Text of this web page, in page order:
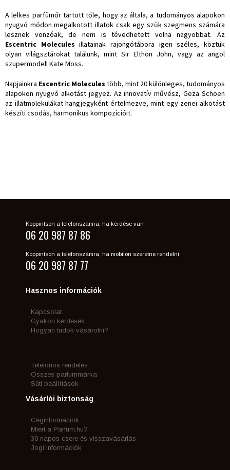
A lelkes parfümőr tartott tőle, hogy az általa, a tudományos alapokon
nyugvó módon megalkotott illatok csak egy szűk szegmens számára
lesznek vonzóak, de nem is tévedhetett volna nagyobbat. Az
Escentric Molecules illatainak rajongótábora igen széles, köztük
olyan világsztárokat találunk, mint Sir Elthon John, vagy az angol
szupermodell Kate Moss.
Napjainkra Escentric Molecules több, mint 20 különleges, tudományos
alapokon nyugvó alkotást jegyez. Az innovatív művész, Geza Schoen
az illatmolekulákat hangjegyként értelmezve, mint egy zenei alkotást
készíti csodás, harmonikus kompozícióit.
Koppintson a telefonszámra, ha kérdése van
06 20 987 87 86
Koppintson a telefonszámra, ha mobilon szeretne rendelni
06 20 987 87 77
Hasznos információk
Kapcsolat
Gyakori kérdések
Hogyan tudok vásárolni?
Telefonos rendelés
Összes parfummárka
Süti beállítások
Vásárlói biztonság
Céginformációk
Miért a Parfum.hu?
30 napos csere és visszavásárlás
Jogi információk